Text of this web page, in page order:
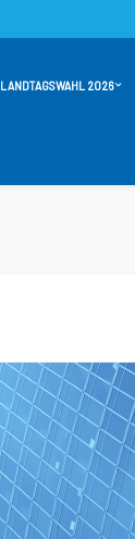
LANDTAGSWAHL 2026